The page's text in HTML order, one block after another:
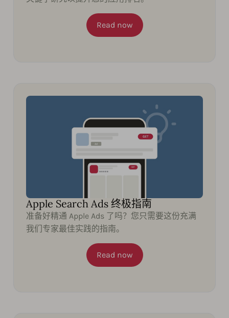
Read now
Apple Search Ads 终极指南
准备好精通 Apple Ads 了吗？您只需要这份充满
我们专家最佳实践的指南。
Read now